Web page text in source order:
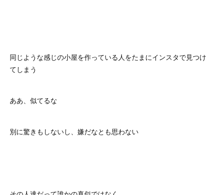
同じような感じの小屋を作っている人をたまにインスタで見つけ
てしまう
ああ、似てるな
別に驚きもしないし、嫌だなとも思わない